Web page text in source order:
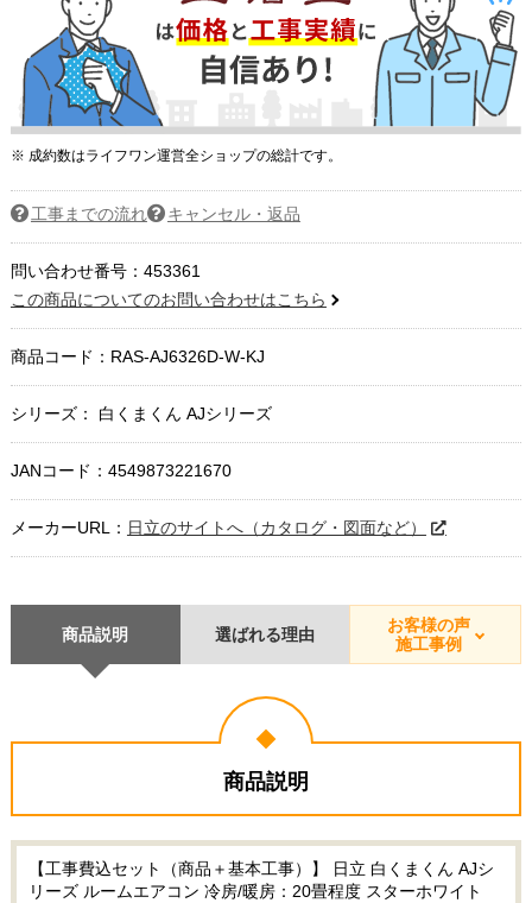
※ 成約数はライフワン運営全ショップの総計です。
工事までの流れ キャンセル・返品
問い合わせ番号：453361
この商品についてのお問い合わせはこちら
商品コード： RAS-AJ6326D-W-KJ
シリーズ： 白くまくん AJシリーズ
JANコード：4549873221670
メーカーURL： 日立のサイトへ（カタログ・図面など）
商品説明 選ばれる理由
お客様の声
施工事例
商品説明
【工事費込セット（商品＋基本工事）】 日立 白くまくん AJシ
リーズ ルームエアコン 冷房/暖房：20畳程度 スターホワイト